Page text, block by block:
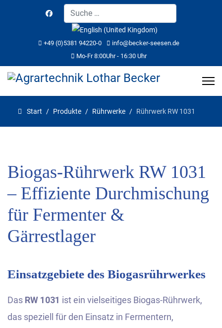
Suchen
Sprache auswählen
+49 (0)5381 94220-0
info@becker-seesen.de
Mo-Fr 8:00Uhr - 16:30 Uhr
Start Produkte Rührwerke Rührwerk RW 1031
Biogas-Rührwerk RW 1031
– Effiziente Durchmischung
für Fermenter &
Gärrestlager
Einsatzgebiete des Biogasrührwerkes
Das RW 1031 ist ein vielseitiges Biogas-Rührwerk,
das speziell für den Einsatz in Fermentern,